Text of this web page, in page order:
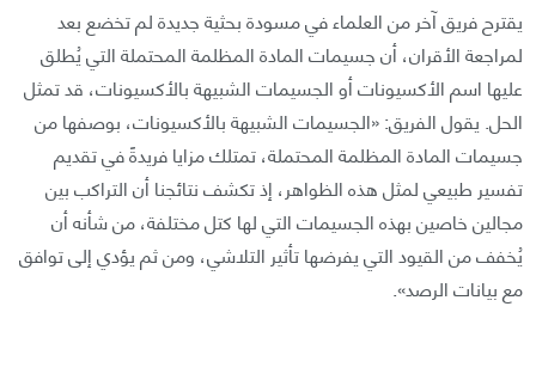
يقترح فريق آخر من العلماء في مسودة بحثية جديدة لم تخضع بعد
لمراجعة الأقران، أن جسيمات المادة المظلمة المحتملة التي يُطلق
عليها اسم الأكسيونات أو الجسيمات الشبيهة بالأكسيونات، قد تمثل
الحل. يقول الفريق: «الجسيمات الشبيهة بالأكسيونات، بوصفها من
جسيمات المادة المظلمة المحتملة، تمتلك مزايا فريدةً في تقديم
تفسير طبيعي لمثل هذه الظواهر، إذ تكشف نتائجنا أن التراكب بين
مجالين خاصين بهذه الجسيمات التي لها كتل مختلفة، من شأنه أن
يُخفف من القيود التي يفرضها تأثير التلاشي، ومن ثم يؤدي إلى توافق
مع بيانات الرصد».